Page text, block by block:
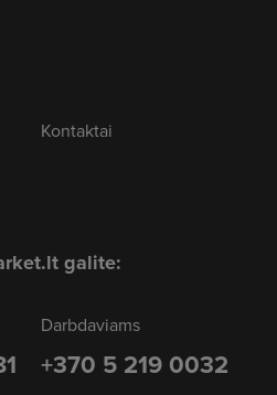
Kontaktai
galite:
Darbdaviams
+370 5 219 0032